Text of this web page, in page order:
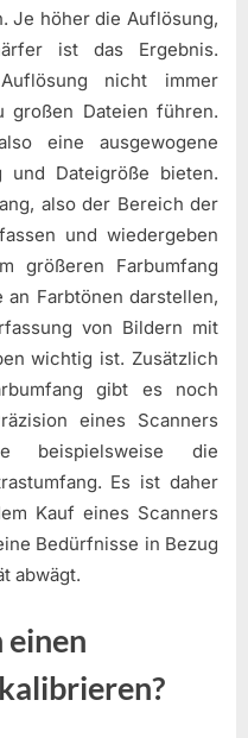
Je höher die Auflösung,
ist das Ergebnis.
nicht immer
großen Dateien führen.
eine ausgewogene
und Dateigröße bieten.
also der Bereich der
und wiedergeben
größeren Farbumfang
Farbtönen darstellen,
von Bildern mit
wichtig ist. Zusätzlich
gibt es noch
eines Scanners
beispielsweise die
Es ist daher
Kauf eines Scanners
Bedürfnisse in Bezug
abwägt.
einen